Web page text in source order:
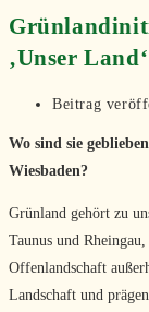
‚Unser
Beitrag
Wo sind sie
Wiesbaden?
Grünland gehört zu
Taunus und
Offenlandschaft
Landschaft und